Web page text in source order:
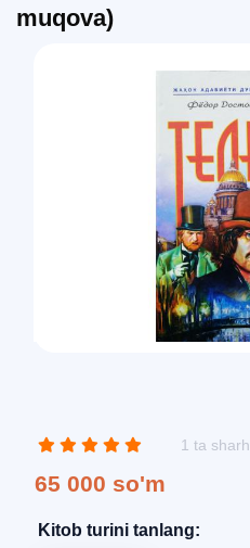
muqova)
1 ta sharh
65 000 so'm
Kitob turini tanlang: